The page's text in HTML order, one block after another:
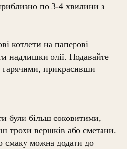
по 3-4 хвилини з
котлети на паперові
надлишки олії. Подавайте
гарячими, прикрасивши
були більш соковитими,
трохи вершків або сметани.
смаку можна додати до